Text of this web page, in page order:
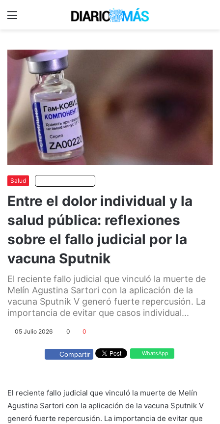
Salud
Entre el dolor individual y la
salud pública: reflexiones
sobre el fallo judicial por la
vacuna Sputnik
El reciente fallo judicial que vinculó la muerte de
Melín Agustina Sartori con la aplicación de la
vacuna Sputnik V generó fuerte repercusión. La
importancia de evitar que casos individual...
05 Julio 2026 0 0
Compartir WhatsApp
El reciente fallo judicial que vinculó la muerte de Melín
Agustina Sartori con la aplicación de la vacuna Sputnik V
generó fuerte repercusión. La importancia de evitar que